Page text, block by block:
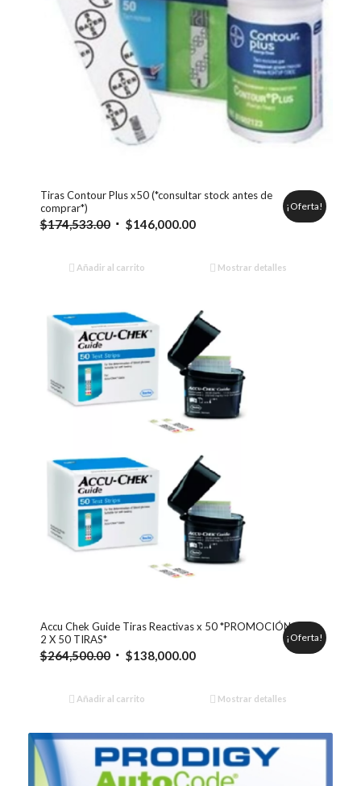
Tiras Contour Plus x50 (*consultar stock antes de
comprar*)
$174,533.00 El
original
$146,000.00El
actual
¡Oferta!
Añadir al carrito Mostrar detalles
Accu Chek Guide Tiras Reactivas x 50 *PROMOCIÓN
2 X 50 TIRAS*
$264,500.00 El
original
$264,500.00.
$138,000.00El
actual
$138,000.00.
¡Oferta!
Añadir al carrito Mostrar detalles